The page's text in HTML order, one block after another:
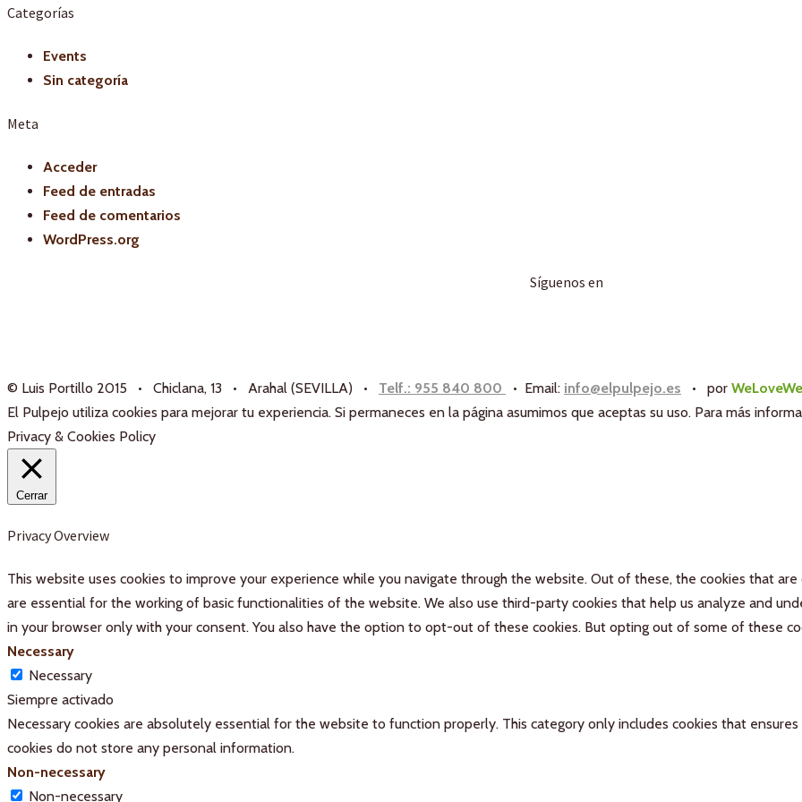
Categorías
Events
Sin categoría
Meta
Acceder
Feed de entradas
Feed de comentarios
WordPress.org
Síguenos en
© Luis Portillo 2015 • Chiclana, 13 • Arahal (SEVILLA) • Telf.: 955 840 800 • Email: info@elpulpejo.es • por
El Pulpejo utiliza cookies para mejorar tu experiencia. Si permaneces en la página asumimos que aceptas su uso. Para más
Privacy & Cookies Policy
Cerrar
Privacy Overview
This website uses cookies to improve your experience while you navigate through the website. Out of these, the cookies that
are essential for the working of basic functionalities of the website. We also use third-party cookies that help us analyze and
in your browser only with your consent. You also have the option to opt-out of these cookies. But opting out of some of these
Necessary
Necessary
Siempre activado
Necessary cookies are absolutely essential for the website to function properly. This category only includes cookies that
cookies do not store any personal information.
Non-necessary
Non-necessary